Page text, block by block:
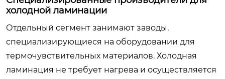
холодной ламинации
Отдельный сегмент занимают заводы,
специализирующиеся на оборудовании для
термочувствительных материалов. Холодная
ламинация не требует нагрева и осуществляется